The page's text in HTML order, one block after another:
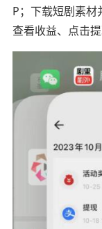
P；下载短剧素材
查看收益、点击提